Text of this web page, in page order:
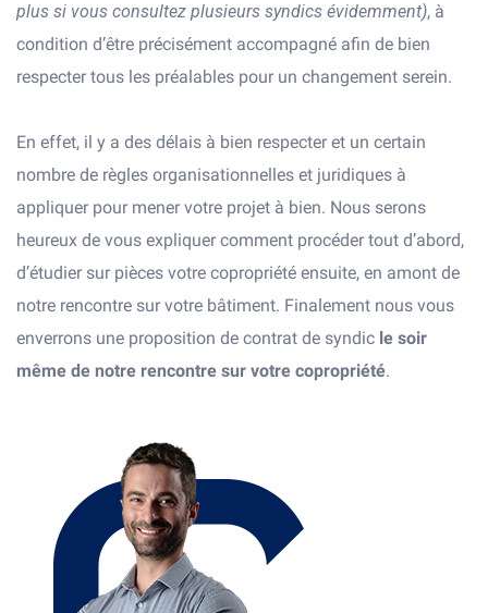
plus si vous consultez plusieurs syndics évidemment), à
condition d’être précisément accompagné afin de bien
respecter tous les préalables pour un changement serein.
En effet, il y a des délais à bien respecter et un certain
nombre de règles organisationnelles et juridiques à
appliquer pour mener votre projet à bien. Nous serons
heureux de vous expliquer comment procéder tout d’abord,
d’étudier sur pièces votre copropriété ensuite, en amont de
notre rencontre sur votre bâtiment. Finalement nous vous
enverrons une proposition de contrat de syndic le soir
même de notre rencontre sur votre copropriété.